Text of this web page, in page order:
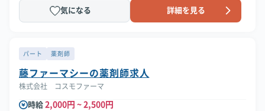
気になる 詳細を見る
パート 薬剤師
藤ファーマシーの薬剤師求人
株式会社 コスモファーマ
時給 2,000円 ~ 2,500円